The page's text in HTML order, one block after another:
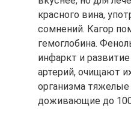
красного вина,
сомнений. Кагор
гемоглобина.
инфаркт и
артерий, очищают
организма
доживающие до 100